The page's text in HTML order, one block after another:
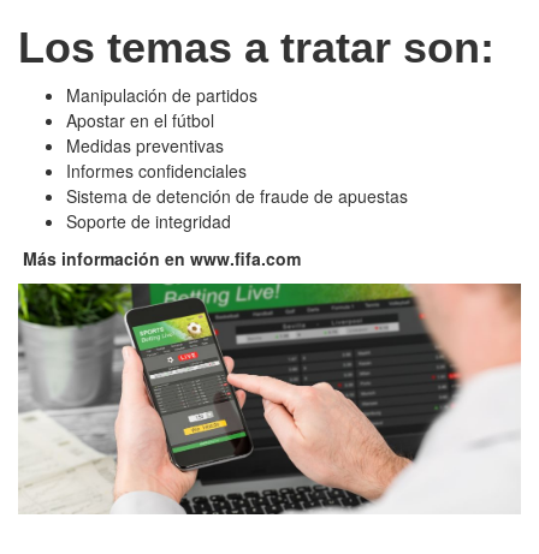
Los temas a tratar son:
Manipulación de partidos
Apostar en el fútbol
Medidas preventivas
Informes confidenciales
Sistema de detención de fraude de apuestas
Soporte de integridad
Más información en www.fifa.com